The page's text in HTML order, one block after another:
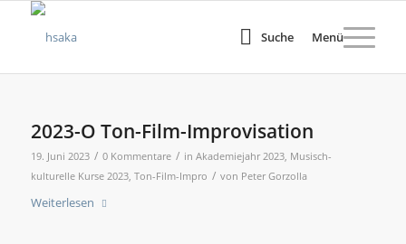
Suche Menü
2023-O Ton-Film-Improvisation
19. Juni 2023 / 0 Kommentare / in Akademiejahr 2023, Musisch-
kulturelle Kurse 2023, Ton-Film-Impro / von Peter Gorzolla
Weiterlesen